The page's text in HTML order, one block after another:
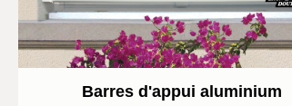
Barres d'appui aluminium